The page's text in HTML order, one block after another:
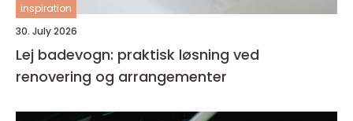
inspiration
30. July 2026
Lej badevogn: praktisk løsning ved
renovering og arrangementer